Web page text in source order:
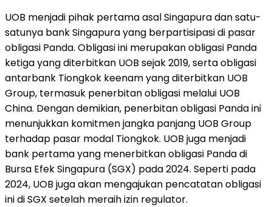
UOB menjadi pihak pertama asal Singapura dan satu-
satunya bank Singapura yang berpartisipasi di pasar
obligasi Panda. Obligasi ini merupakan obligasi Panda
ketiga yang diterbitkan UOB sejak 2019, serta obligasi
antarbank Tiongkok keenam yang diterbitkan UOB
Group, termasuk penerbitan obligasi melalui UOB
China. Dengan demikian, penerbitan obligasi Panda ini
menunjukkan komitmen jangka panjang UOB Group
terhadap pasar modal Tiongkok. UOB juga menjadi
bank pertama yang menerbitkan obligasi Panda di
Bursa Efek Singapura (SGX) pada 2024. Seperti pada
2024, UOB juga akan mengajukan pencatatan obligasi
ini di SGX setelah meraih izin regulator.